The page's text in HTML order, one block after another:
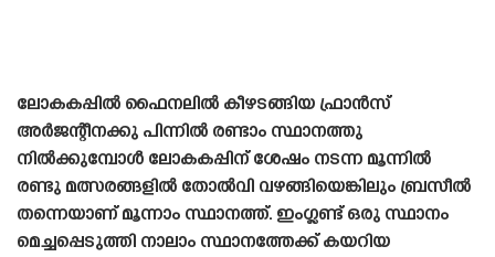
ലോകകപ്പിൽ ഫൈനലിൽ കീഴടങ്ങിയ ഫ്രാൻസ്
അർജന്റീനക്കു പിന്നിൽ രണ്ടാം സ്ഥാനത്തു
നിൽക്കുമ്പോൾ ലോകകപ്പിന് ശേഷം നടന്ന മൂന്നിൽ
രണ്ടു മത്സരങ്ങളിൽ തോൽവി വഴങ്ങിയെങ്കിലും ബ്രസീൽ
തന്നെയാണ് മൂന്നാം സ്ഥാനത്ത്. ഇംഗ്ലണ്ട് ഒരു സ്ഥാനം
മെച്ചപ്പെടുത്തി നാലാം സ്ഥാനത്തേക്ക് കയറിയ